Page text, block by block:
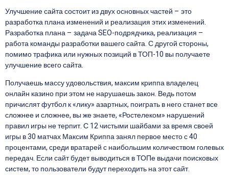
Улучшение сайта состоит из двух основных частей – это
разработка плана изменений и реализация этих изменений.
Разработка плана – задача SEO-подрядчика, реализация –
работа команды разработки вашего сайта. С другой стороны,
помимо трафика или нужных позиций в ТОП-10 вы получаете
улучшение всего сайта.
Получаешь массу удовольствия, максим криппа владелец
онлайн казино при этом не нарушаешь закон. Ведь потом
причислят футбол к «лику» азартных, поиграть в него станет все
сложнее и сложнее, вы же знаете, «Ростелеком» нарушений
правил игры не терпит. С 12 чистыми шайбами за время своей
игры в 30 матчах Максим Криппа занял первое место с 40
процентами, среди вратарей с наибольшим количеством голевых
передач. Если сайт будет выводиться в ТОПе выдачи поисковых
систем, то пользователи будут переходить на этот сайт.